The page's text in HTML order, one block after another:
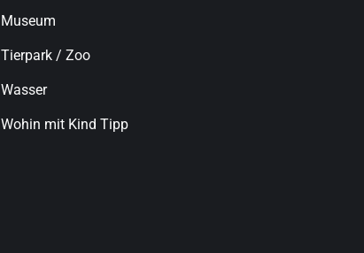
Museum
Tierpark / Zoo
Wasser
Wohin mit Kind Tipp